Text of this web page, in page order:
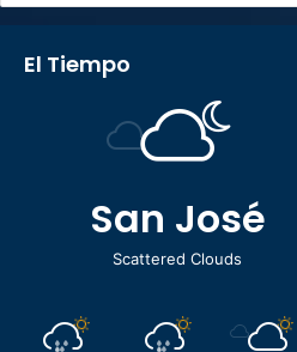
El Tiempo
San José
Scattered Clouds